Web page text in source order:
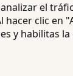
el
hacer clic en
y habilitas